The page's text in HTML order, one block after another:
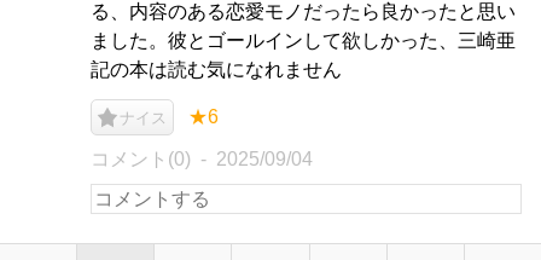
る、内容のある恋愛モノだったら良かったと思い
ました。彼とゴールインして欲しかった、三崎亜
記の本は読む気になれません
ナイス ★6
コメント(0) 2025/09/04